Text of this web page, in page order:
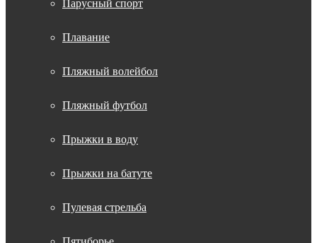
Парусный спорт
Плавание
Пляжный волейбол
Пляжный футбол
Прыжки в воду
Прыжки на батуте
Пулевая стрельба